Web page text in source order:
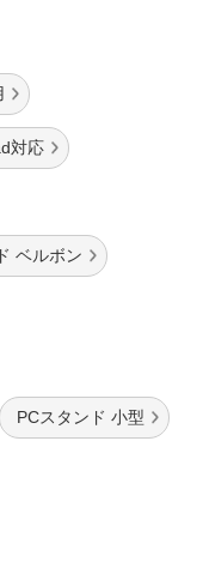
対応
ベルボン
PCスタンド 小型